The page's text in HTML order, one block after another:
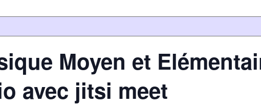
Moyen et
avec jitsi meet